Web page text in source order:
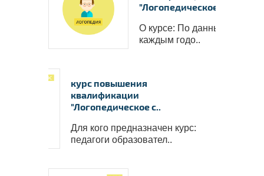
"Логопедическое с..
О курсе: По данным
каждым годо..
курс повышения
квалификации
"Логопедическое с..
Для кого предназначен курс:
педагоги образовател..